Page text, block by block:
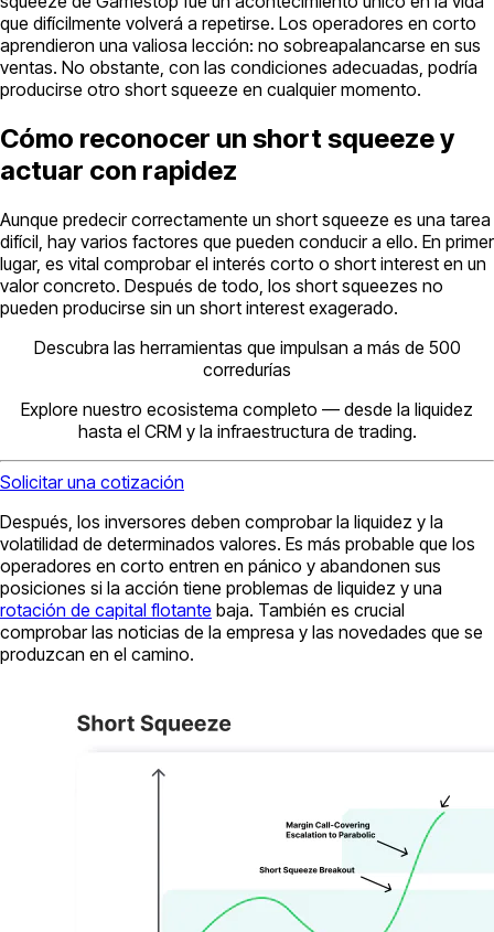
que difícilmente volverá a repetirse. Los operadores en corto
aprendieron una valiosa lección: no sobreapalancarse en sus
ventas. No obstante, con las condiciones adecuadas, podría
producirse otro short squeeze en cualquier momento.
Cómo reconocer un short squeeze y
actuar con rapidez
Aunque predecir correctamente un short squeeze es una tarea
difícil, hay varios factores que pueden conducir a ello. En primer
lugar, es vital comprobar el interés corto o short interest en un
valor concreto. Después de todo, los short squeezes no
pueden producirse sin un short interest exagerado.
Descubra las herramientas que impulsan a más de 500
corredurías
Explore nuestro ecosistema completo — desde la liquidez
hasta el CRM y la infraestructura de trading.
Solicitar una cotización
Después, los inversores deben comprobar la liquidez y la
volatilidad de determinados valores. Es más probable que los
operadores en corto entren en pánico y abandonen sus
posiciones si la acción tiene problemas de liquidez y una
rotación de capital flotante baja. También es crucial
comprobar las noticias de la empresa y las novedades que se
produzcan en el camino.